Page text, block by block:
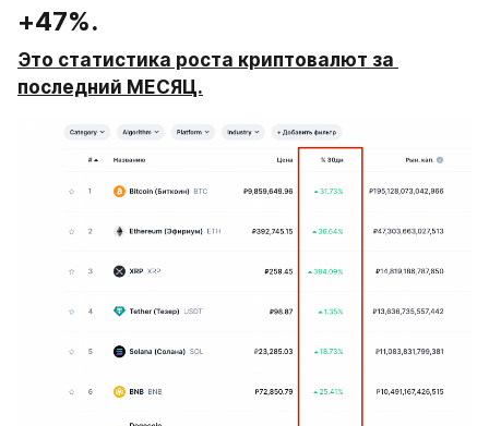
+47%.
Это статистика роста криптовалют за
последний МЕСЯЦ.